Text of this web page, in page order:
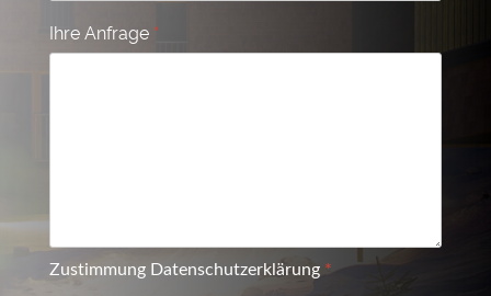
Ihre Anfrage *
Zustimmung Datenschutzerklärung *